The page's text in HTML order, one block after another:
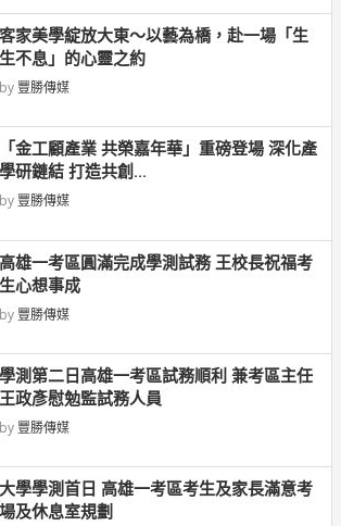
客家美學綻放大東～以藝為橋，赴一場「生
生不息」的心靈之約
by 豐勝傳媒
「金工顧產業 共榮嘉年華」重磅登場 深化產
學研鏈結 打造共創...
by豐勝傳媒
高雄一考區圓滿完成學測試務 王校長祝福考
生心想事成
by 豐勝傳媒
學測第二日高雄一考區試務順利 兼考區主任
王政彥慰勉監試務人員
by 豐勝傳媒
大學學測首日 高雄一考區考生及家長滿意考
場及休息室規劃